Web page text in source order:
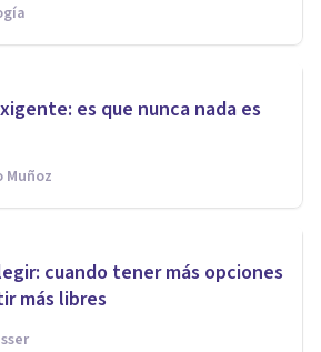
es que nunca nada es
Muñoz
cuando tener más opciones
más libres